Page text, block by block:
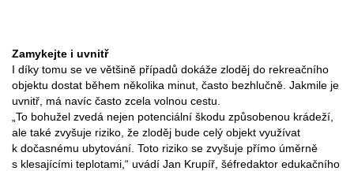
Zamykejte i uvnitř
I díky tomu se ve většině případů dokáže zloděj do rekreačního
objektu dostat během několika minut, často bezhlučně. Jakmile je
uvnitř, má navíc často zcela volnou cestu.
„To bohužel zvedá nejen potenciální škodu způsobenou krádeží,
ale také zvyšuje riziko, že zloděj bude celý objekt využívat
k dočasnému ubytování. Toto riziko se zvyšuje přímo úměrně
s klesajícími teplotami,“ uvádí Jan Krupíř, šéfredaktor edukačního